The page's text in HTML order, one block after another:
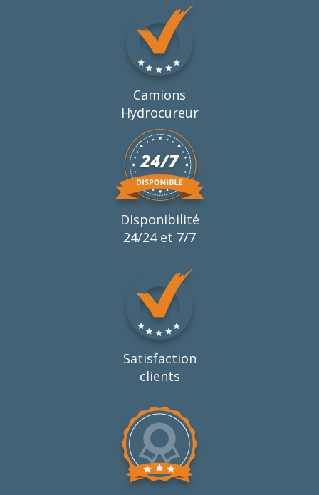
Camions
Hydrocureur
Disponibilité
24/24 et 7/7
Satisfaction
clients